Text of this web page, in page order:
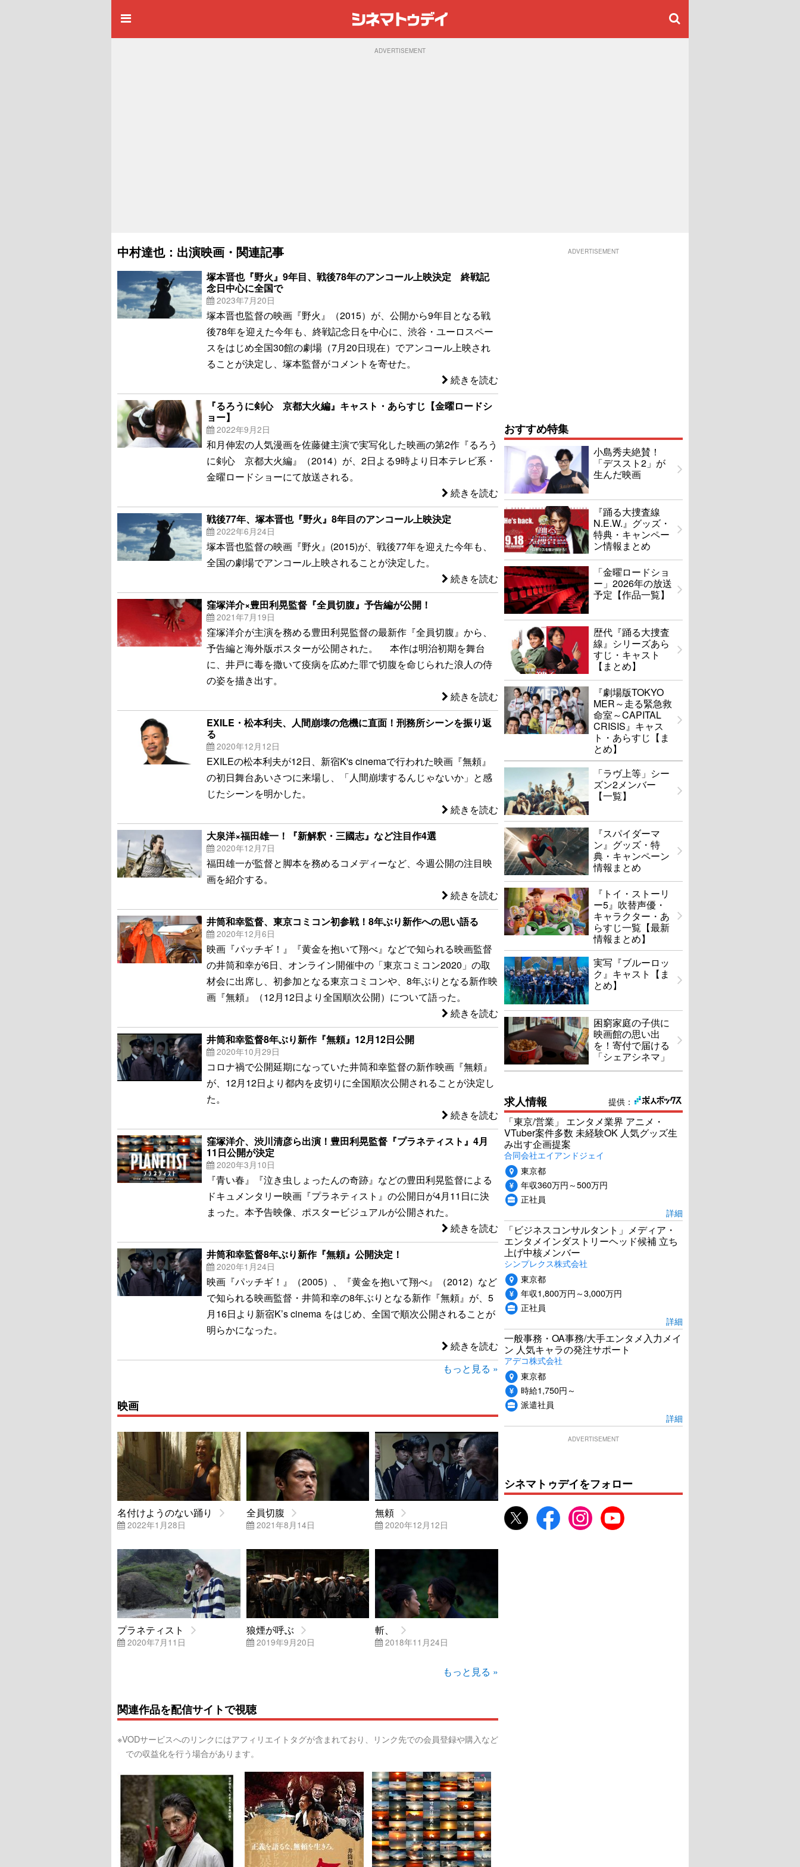
ADVERTISEMENT
中村達也：出演映画・関連記事
塚本晋也『野火』9年目、戦後78年のアンコール上映決定 終戦記
念日中心に全国で
2023年7月20日
塚本晋也監督の映画『野火』（2015）が、公開から9年目となる戦
後78年を迎えた今年も、終戦記念日を中心に、渋谷・ユーロスペー
スをはじめ全国30館の劇場（7月20日現在）でアンコール上映され
ることが決定し、塚本監督がコメントを寄せた。
続きを読む
『るろうに剣心 京都大火編』キャスト・あらすじ【金曜ロードシ
ョー】
2022年9月2日
和月伸宏の人気漫画を佐藤健主演で実写化した映画の第2作『るろう
に剣心 京都大火編』（2014）が、2日よる9時より日本テレビ系・
金曜ロードショーにて放送される。
続きを読む
戦後77年、塚本晋也『野火』8年目のアンコール上映決定
2022年6月24日
塚本晋也監督の映画『野火』(2015)が、戦後77年を迎えた今年も、
全国の劇場でアンコール上映されることが決定した。
続きを読む
窪塚洋介×豊田利晃監督『全員切腹』予告編が公開！
2021年7月19日
窪塚洋介が主演を務める豊田利晃監督の最新作『全員切腹』から、
予告編と海外版ポスターが公開された。 本作は明治初期を舞台
に、井戸に毒を撒いて疫病を広めた罪で切腹を命じられた浪人の侍
の姿を描き出す。
続きを読む
EXILE・松本利夫、人間崩壊の危機に直面！刑務所シーンを振り返
る
2020年12月12日
EXILEの松本利夫が12日、新宿K's cinemaで行われた映画『無頼』
の初日舞台あいさつに来場し、「人間崩壊するんじゃないか」と感
じたシーンを明かした。
続きを読む
大泉洋×福田雄一！『新解釈・三國志』など注目作4選
2020年12月7日
福田雄一が監督と脚本を務めるコメディーなど、今週公開の注目映
画を紹介する。
続きを読む
井筒和幸監督、東京コミコン初参戦！8年ぶり新作への思い語る
2020年12月6日
映画『パッチギ！』『黄金を抱いて翔べ』などで知られる映画監督
の井筒和幸が6日、オンライン開催中の「東京コミコン2020」の取
材会に出席し、初参加となる東京コミコンや、8年ぶりとなる新作映
画『無頼』（12月12日より全国順次公開）について語った。
続きを読む
井筒和幸監督8年ぶり新作『無頼』12月12日公開
2020年10月29日
コロナ禍で公開延期になっていた井筒和幸監督の新作映画『無頼』
が、12月12日より都内を皮切りに全国順次公開されることが決定し
た。
続きを読む
窪塚洋介、渋川清彦ら出演！豊田利晃監督『プラネティスト』4月
11日公開が決定
2020年3月10日
『青い春』『泣き虫しょったんの奇跡』などの豊田利晃監督による
ドキュメンタリー映画『プラネティスト』の公開日が4月11日に決
まった。本予告映像、ポスタービジュアルが公開された。
続きを読む
井筒和幸監督8年ぶり新作『無頼』公開決定！
2020年1月24日
映画『パッチギ！』（2005）、『黄金を抱いて翔べ』（2012）など
で知られる映画監督・井筒和幸の8年ぶりとなる新作『無頼』が、5
月16日より新宿K’s cinema をはじめ、全国で順次公開されることが
明らかになった。
続きを読む
もっと見る »
映画
名付けようのない踊り
2022年1月28日
全員切腹
2021年8月14日
無頼
2020年12月12日
プラネティスト
2020年7月11日
狼煙が呼ぶ
2019年9月20日
斬、
2018年11月24日
もっと見る »
関連作品を配信サイトで視聴
※VODサービスへのリンクにはアフィリエイトタグが含まれており、リンク先での会員登録や購入など
での収益化を行う場合があります。
ADVERTISEMENT
おすすめ特集
小島秀夫絶賛！
「デススト2」が
生んだ映画
『踊る大捜査線
N.E.W.』グッズ・
特典・キャンペー
ン情報まとめ
「金曜ロードショ
ー」2026年の放送
予定【作品一覧】
歴代『踊る大捜査
線』シリーズあら
すじ・キャスト
【まとめ】
『劇場版TOKYO
MER～走る緊急救
命室～CAPITAL
CRISIS』キャス
ト・あらすじ【ま
とめ】
「ラヴ上等」シー
ズン2メンバー
【一覧】
『スパイダーマ
ン』グッズ・特
典・キャンペーン
情報まとめ
『トイ・ストーリ
ー5』吹替声優・
キャラクター・あ
らすじ一覧【最新
情報まとめ】
実写『ブルーロッ
ク』キャスト【ま
とめ】
困窮家庭の子供に
映画館の思い出
を！寄付で届ける
「シェアシネマ」
提供：
求人情報
「東京/営業」 エンタメ業界 アニメ・
VTuber案件多数 未経験OK 人気グッズ生
み出す企画提案
合同会社エイアンドジェイ
東京都
年収360万円～500万円
正社員
詳細
「ビジネスコンサルタント」メディア・
エンタメインダストリーヘッド候補 立ち
上げ中核メンバー
シンプレクス株式会社
東京都
年収1,800万円～3,000万円
正社員
詳細
一般事務・OA事務/大手エンタメ入力メイ
ン 人気キャラの発注サポート
アデコ株式会社
東京都
時給1,750円～
派遣社員
詳細
ADVERTISEMENT
シネマトゥデイをフォロー